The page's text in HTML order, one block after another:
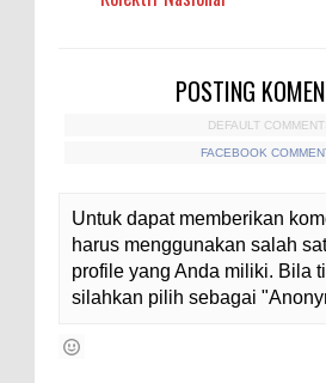
POSTING
DEFAULT
FACEBOOK
Untuk dapat memberikan
harus menggunakan salah
profile yang Anda miliki. Bila
silahkan pilih sebagai